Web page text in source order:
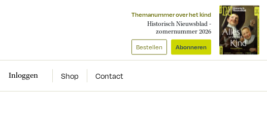
Themanummer over het kind
Historisch Nieuwsblad -
zomernummer 2026
Bestellen Abonneren
Inloggen Shop Contact